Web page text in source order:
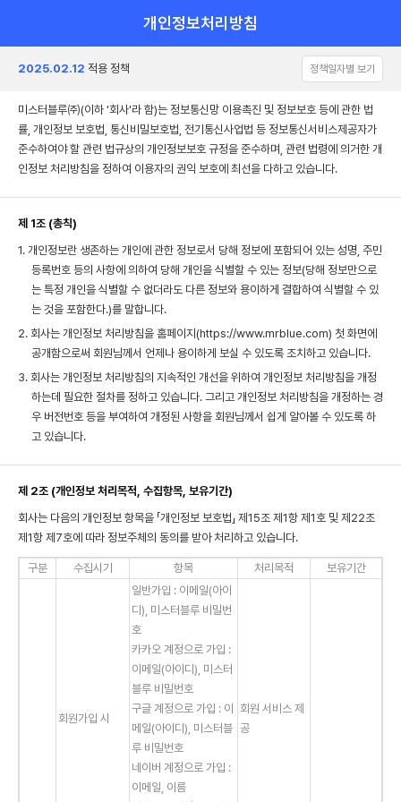
개인정보처리방침
2025.02.12 적용 정책 정책일자별 보기
미스터블루㈜(이하 '회사'라 함)는 정보통신망 이용촉진 및 정보보호 등에 관한 법
률, 개인정보 보호법, 통신비밀보호법, 전기통신사업법 등 정보통신서비스제공자가
준수하여야 할 관련 법규상의 개인정보보호 규정을 준수하며, 관련 법령에 의거한 개
인정보 처리방침을 정하여 이용자의 권익 보호에 최선을 다하고 있습니다.
제 1조 (총칙)
1. 개인정보란 생존하는 개인에 관한 정보로서 당해 정보에 포함되어 있는 성명, 주민
등록번호 등의 사항에 의하여 당해 개인을 식별할 수 있는 정보(당해 정보만으로
는 특정 개인을 식별할 수 없더라도 다른 정보와 용이하게 결합하여 식별할 수 있
는 것을 포함한다.)를 말합니다.
2. 회사는 개인정보 처리방침을 홈페이지(https://www.mrblue.com) 첫 화면에
공개함으로써 회원님께서 언제나 용이하게 보실 수 있도록 조치하고 있습니다.
3. 회사는 개인정보 처리방침의 지속적인 개선을 위하여 개인정보 처리방침을 개정
하는데 필요한 절차를 정하고 있습니다. 그리고 개인정보 처리방침을 개정하는 경
우 버전번호 등을 부여하여 개정된 사항을 회원님께서 쉽게 알아볼 수 있도록 하
고 있습니다.
제 2조 (개인정보 처리목적, 수집항목, 보유기간)
회사는 다음의 개인정보 항목을 「개인정보 보호법」 제15조 제1항 제1호 및 제22조
제1항 제7호에 따라 정보주체의 동의를 받아 처리하고 있습니다.
구분 수집시기 항목 처리목적 보유기간
회원가입 시
일반가입 : 이메일(아이
디), 미스터블루 비밀번
호
카카오 계정으로 가입 :
이메일(아이디), 미스터
블루 비밀번호
구글 계정으로 가입 : 이
메일(아이디), 미스터블
루 비밀번호
네이버 계정으로 가입 :
이메일, 이름
회원 서비스 제
공